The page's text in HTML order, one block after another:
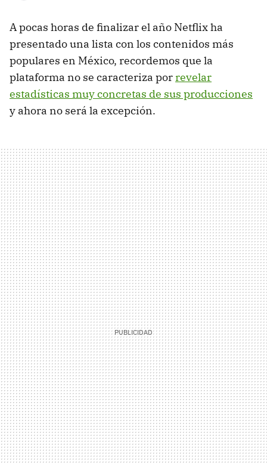
A pocas horas de finalizar el año Netflix ha
presentado una lista con los contenidos más
populares en México, recordemos que la
plataforma no se caracteriza porrevelar
estadísticas muy concretas de sus producciones
y ahora no será la excepción.